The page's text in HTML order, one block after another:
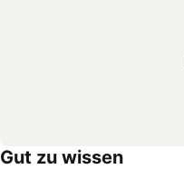
Gut zu wissen